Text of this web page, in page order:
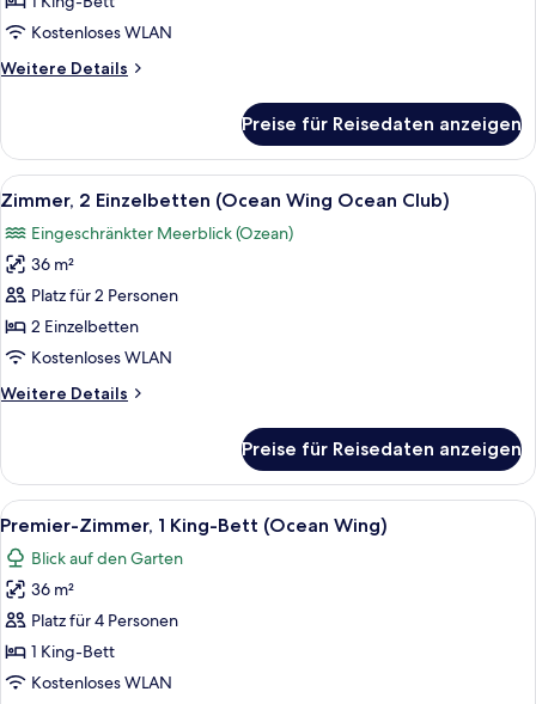
(Ocean
Ocean
Kostenloses WLAN
Weitere Details
Weitere
1 King-
Bett
(Ocean
Ocean
Club)
Preise für Reisedaten anzeigen
Alle
Fotos
für
Zimmer,
2 Einzelbetten
(Ocean
Wing
Club)
Ein Zimmer mit zwei Holzstühlen
7
Zimmer, 2 Einzelbetten (Ocean Wing Ocean Club)
Eingeschränkter Meerblick (Ozean)
36 m²
Platz für 2 Personen
2 Einzelbetten
Kostenloses WLAN
Weitere Details
Weitere
2 Einzelbetten
(Ocean
Wing
Club)
Preise für Reisedaten anzeigen
Alle
Fotos
für
Premier-
Zimmer,
1 King-
Bett
Ein Hotelzimmer mit einem großen
8
Premier-Zimmer, 1 King-Bett (Ocean Wing)
Blick auf den Garten
36 m²
Platz für 4 Personen
1 King-Bett
Kostenloses WLAN